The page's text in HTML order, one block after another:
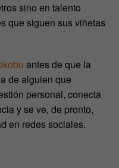
sino en talento
que siguen sus viñetas
antes de que la
de alguien que
personal, conecta
y se ve, de pronto,
en redes sociales.